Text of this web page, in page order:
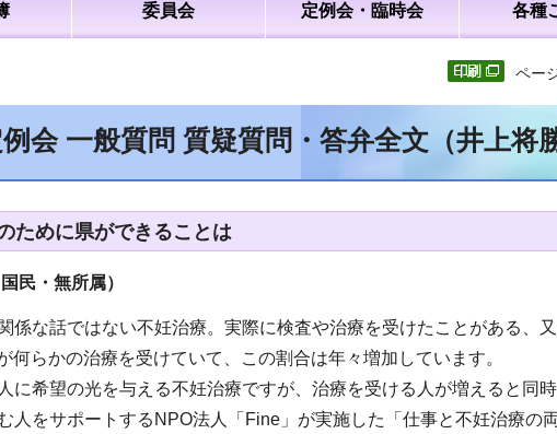
委員会 定例会・臨時会 各種
ペー
会 一般質問 質疑質問・答弁全文（井上将
ために県ができることは
民・無所属）
係な話ではない不妊治療。実際に検査や治療を受けたことがある、
何らかの治療を受けていて、この割合は年々増加しています。
に希望の光を与える不妊治療ですが、治療を受ける人が増えると同
人をサポートするNPO法人「Fine」が実施した「仕事と不妊治療の